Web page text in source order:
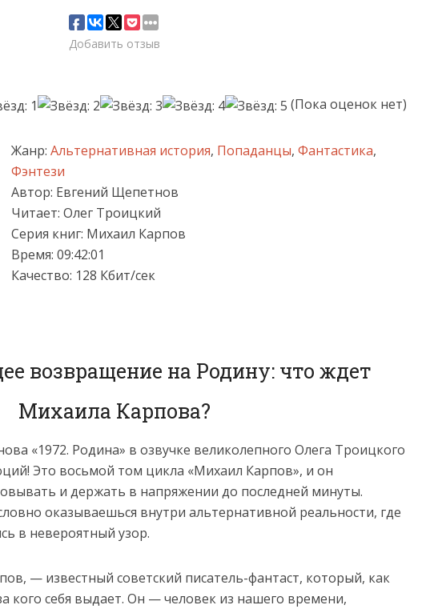
Добавить отзыв
(Пока оценок нет)
Жанр: Альтернативная история, Попаданцы, Фантастика,
Фэнтези
Автор: Евгений Щепетнов
Читает: Олег Троицкий
Серия книг: Михаил Карпов
Время: 09:42:01
Качество: 128 Кбит/сек
возвращение на Родину: что ждет
Михаила Карпова?
«1972. Родина» в озвучке великолепного Олега Троицкого
Это восьмой том цикла «Михаил Карпов», и он
и держать в напряжении до последней минуты.
оказываешься внутри альтернативной реальности, где
в невероятный узор.
— известный советский писатель-фантаст, который, как
кого себя выдает. Он — человек из нашего времени,